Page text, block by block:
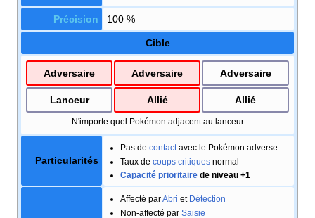
Précision 100 %
Cible
Adversaire Adversaire Adversaire
Lanceur Allié Allié
N'importe quel Pokémon adjacent au lanceur
Particularités
Pas de contactavec le Pokémon adverse
Taux de coups critiquesnormal
Capacité prioritairede niveau +1
Affecté parAbri et Détection
Non-affecté par Saisie